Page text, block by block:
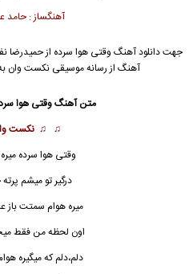
آهنگساز : حامد
جهت دانلود آهنگ وقتی هوا سرده ازحمیدرضا
آهنگ از رسانه موسیقی نکست وان
متن آهنگوقتی هوا
♫ ♫ نکست
وقتی هوا سرده
درگیر تو میشم
میره هوام سمتت
اون لحظه من فقط
دلم،دلم که میگیره